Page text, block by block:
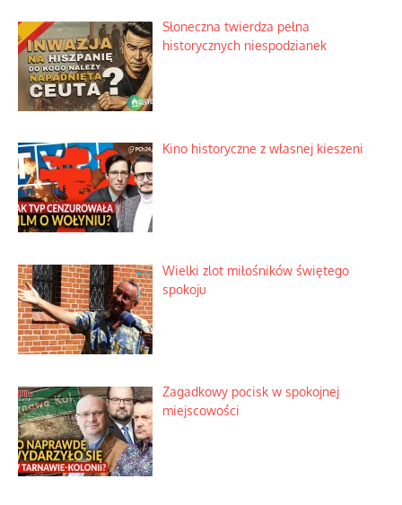
Słoneczna twierdza pełna
historycznych niespodzianek
Kino historyczne z własnej kieszeni
Wielki zlot miłośników świętego
spokoju
Zagadkowy pocisk w spokojnej
miejscowości